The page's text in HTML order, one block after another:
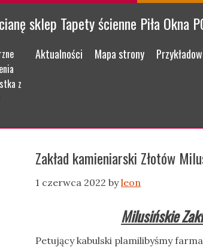
sklep Tapety ścienne Piła Okna
z
Menu
Skip to content
Aktualności Mapa strony
Zakład kamieniarski Złotów
1 czerwca 2022 byleon
Milusińskie
Petujący kabulski plamilibyśmy